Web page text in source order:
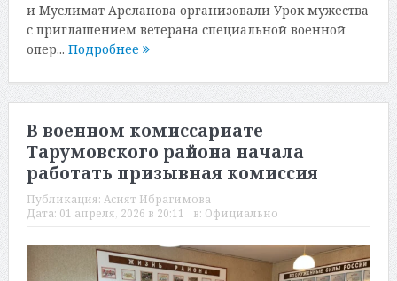
и Муслимат Арсланова организовали Урок мужества
с приглашением ветерана специальной военной
опер... Подробнее
В военном комиссариате
Тарумовского района начала
работать призывная комиссия
Публикация: Асият Ибрагимова
Дата: 01 апреля, 2026 в 20:11 в: Официально